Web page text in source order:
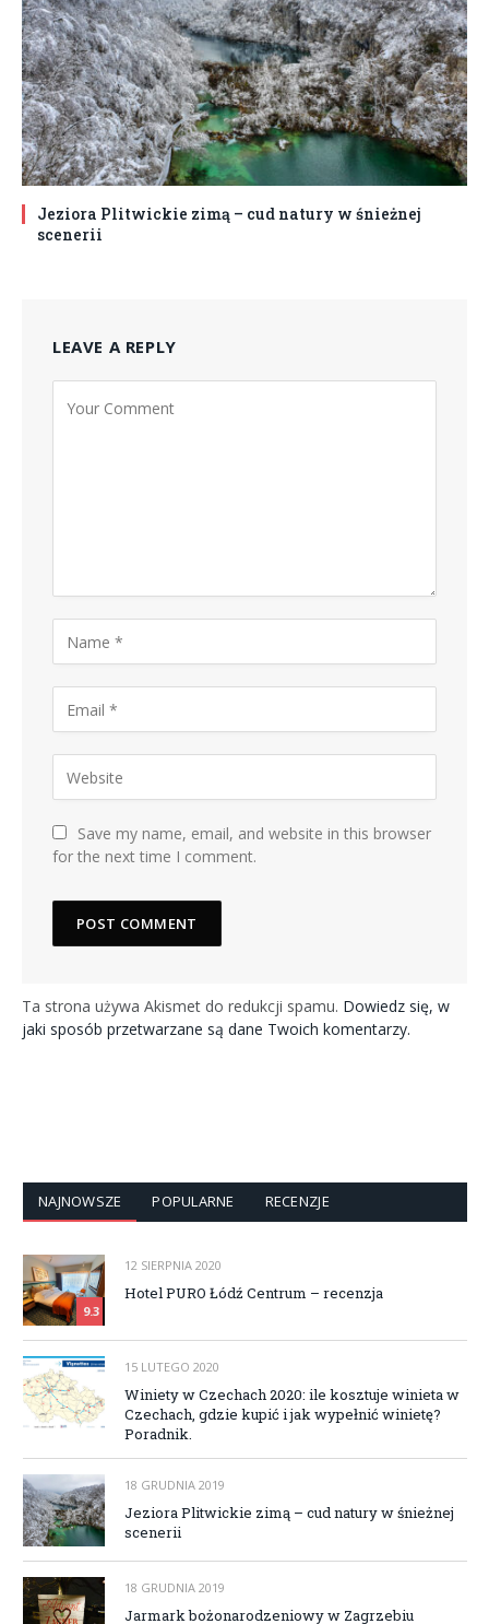
Jeziora Plitwickie zimą – cud natury w śnieżnej
scenerii
LEAVE A REPLY
Save my name, email, and website in this browser
for the next time I comment.
Ta strona używa Akismet do redukcji spamu. Dowiedz się, w
jaki sposób przetwarzane są dane Twoich komentarzy.
NAJNOWSZE POPULARNE RECENZJE
9.3
12 SIERPNIA 2020
Hotel PURO Łódź Centrum – recenzja
15 LUTEGO 2020
Winiety w Czechach 2020: ile kosztuje winieta w
Czechach, gdzie kupić i jak wypełnić winietę?
Poradnik.
18 GRUDNIA 2019
Jeziora Plitwickie zimą – cud natury w śnieżnej
scenerii
18 GRUDNIA 2019
Jarmark bożonarodzeniowy w Zagrzebiu